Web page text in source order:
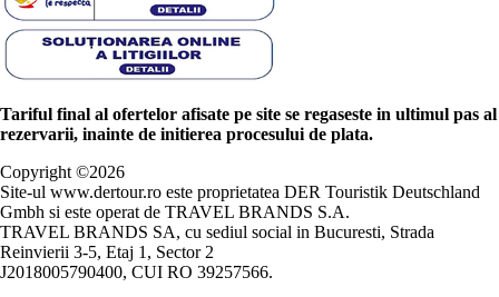
Tariful final al ofertelor afisate pe site se regaseste in ultimul pas al
rezervarii, inainte de initierea procesului de plata.
Copyright ©2026
Site-ul www.dertour.ro este proprietatea DER Touristik Deutschland
Gmbh si este operat de TRAVEL BRANDS S.A.
TRAVEL BRANDS SA, cu sediul social in Bucuresti, Strada
Reinvierii 3-5, Etaj 1, Sector 2
J2018005790400, CUI RO 39257566.